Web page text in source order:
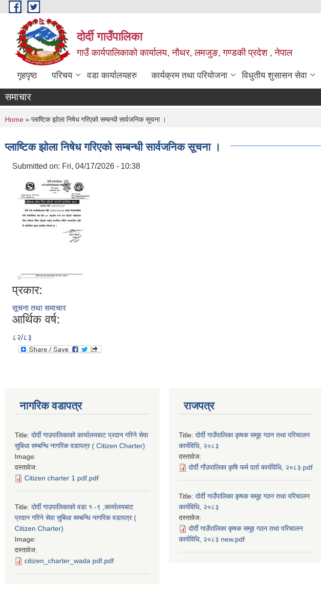
Skip to main content
दोर्दी गाउँपालिका
गाउँ कार्यपालिकाको कार्यालय, नौथर, लमजुङ, गण्डकी प्रदेश , नेपाल
गृहपृष्ठ परिचय वडा कार्यालयहरु कार्यक्रम तथा परियोजना विधुतीय शुसासन सेवा
समाचार
You are here
Home » प्लाष्टिक झोला निषेध गरिएको सम्बन्धी सार्वजनिक सूचना ।
प्लाष्टिक झोला निषेध गरिएको सम्बन्धी सार्वजनिक सूचना ।
Submitted on: Fri, 04/17/2026 - 10:38
प्रकार:
सूचना तथा समाचार
आर्थिक वर्ष:
८२/८३
नागरिक वडापत्र
Title: दोर्दी गाउपालिकाको कार्यालयबाट प्रदान गरिने सेवा
सुबिधा सम्बन्धि नागरिक वडापत्र ( Citizen Charter)
Image:
दस्तावेज:
Citizen charter 1 pdf.pdf
Title: दोर्दी गाउपालिकाको वडा १ -९ ,कार्यालयबाट
प्रदान गरिने सेवा सुबिधा सम्बन्धि नागरिक वडापत्र (
Citizen Charter)
Image:
दस्तावेज:
citizen_charter_wada pdf.pdf
राजपत्र
Title: दोर्दी गाउँपालिका कृषक समूह गठन तथा परिचालन
कार्यविधि, २०८३
दस्तावेज:
दोर्दी गाँउपालिका कृषि फर्म दर्ता कार्यविधि, २०८३.pdf
Title: दोर्दी गाउँपालिका कृषक समूह गठन तथा परिचालन
कार्यविधि, २०८३
दस्तावेज:
दोर्दी गाउँपालिका कृषक समूह गठन तथा परिचालन
कार्यविधि, २०८३ new.pdf